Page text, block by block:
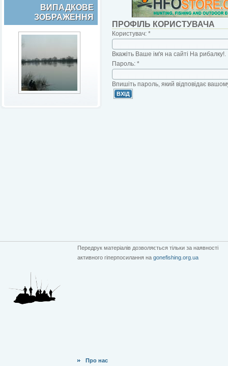
ВИПАДКОВЕ
ЗОБРАЖЕННЯ
ПРОФІЛЬ КОРИСТУВАЧА
Користувач: *
Вкажіть Ваше ім'я на сайті На рибалку!.
Пароль: *
Впишіть пароль, який відповідає
Передрук матеріалів дозволяється тільки за наявності
активного гіперпосилання на gonefishing.org.ua
Про нас